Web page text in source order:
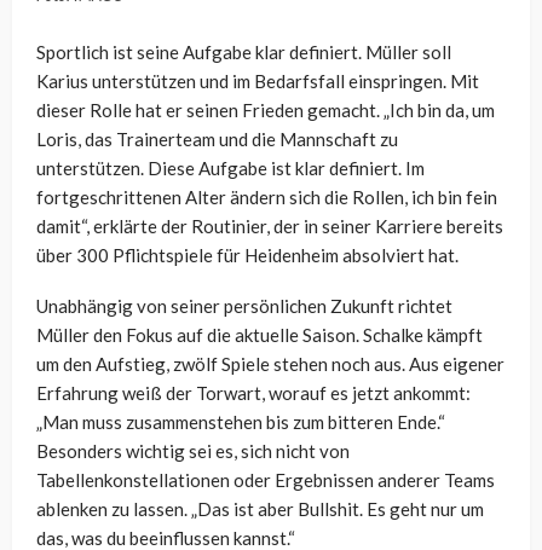
Sportlich ist seine Aufgabe klar definiert. Müller soll
Karius unterstützen und im Bedarfsfall einspringen. Mit
dieser Rolle hat er seinen Frieden gemacht. „Ich bin da, um
Loris, das Trainerteam und die Mannschaft zu
unterstützen. Diese Aufgabe ist klar definiert. Im
fortgeschrittenen Alter ändern sich die Rollen, ich bin fein
damit“, erklärte der Routinier, der in seiner Karriere bereits
über 300 Pflichtspiele für Heidenheim absolviert hat.
Unabhängig von seiner persönlichen Zukunft richtet
Müller den Fokus auf die aktuelle Saison. Schalke kämpft
um den Aufstieg, zwölf Spiele stehen noch aus. Aus eigener
Erfahrung weiß der Torwart, worauf es jetzt ankommt:
„Man muss zusammenstehen bis zum bitteren Ende.“
Besonders wichtig sei es, sich nicht von
Tabellenkonstellationen oder Ergebnissen anderer Teams
ablenken zu lassen. „Das ist aber Bullshit. Es geht nur um
das, was du beeinflussen kannst.“